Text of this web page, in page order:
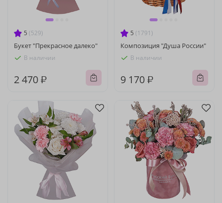
5 (529)
Букет "Прекрасное далеко"
В наличии
2 470 ₽
5 (1791)
Композиция "Душа России"
В наличии
9 170 ₽